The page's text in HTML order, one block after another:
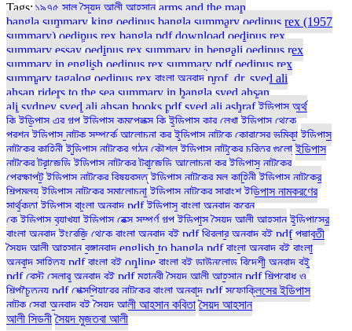
Tags:১৯৭৫ সাল সৈয়দ আলী আহসান arms and the man
bangla summary king oedipus bangla summary oedipus rex (1957
summary) oedipus rex bangla pdf download oedipus rex
summary essay oedipus rex summary in bengali oedipus rex
summary in english oedipus rex summary pdf oedipus rex
summary tagalog oedipus rex বাংলা অনুবাদ prof. dr. syed ali
ahsan riders to the sea summary in bangla syed ahsan
ali sydney syed ali ahsan books pdf syed ali ashraf ইডিপাস অর্থ
কি ইডিপাস এর গল্প ইডিপাস কমপ্লেক্স কি ইডিপাস কার লেখা ইডিপাস থেকে
প্রশ্ন ইডিপাস নাটক সম্পর্কে আলোচনা কর ইডিপাস নাটকে কোরাসের ভূমিকা ইডিপাস
নাটকের কাহিনী ইডিপাস নাটকের গঠন কৌশল ইডিপাস নাটকের চরিত্র গুলো ইডিপাস
নাটকের ট্রাজেডি ইডিপাস নাটকের ট্রাজেডি আলোচনা কর ইডিপাস নাটকের
প্রেক্ষাপট ইডিপাস নাটকের বিষয়বস্তু ইডিপাস নাটকের মূল কাহিনী ইডিপাস নাটকের
শিল্পমূল্য ইডিপাস নাটকের সমালোচনা ইডিপাস নাটকের সারাংশ ইডিপাস নামকরণের
সার্থকতা ইডিপাস বাংলা অনুবাদ pdf ইডিপাস বাংলা অনুবাদ করেন
কে ইডিপাস ব্যাখ্যা ইডিপাস রেক্স সম্পূর্ণ গল্প ইডিপাস সৈয়দ আলী আহসান ইডিপাসের
বাংলা অনুবাদ ইংরেজি থেকে বাংলা অনুবাদ বই pdf থ্রিলার অনুবাদ বই pdf পদ্মাবতী
সৈয়দ আলী আহসান বঙ্গানুবাদ english to bangla pdf বাংলা অনুবাদ বই বাংলা
অনুবাদ সাহিত্য pdf বাংলা বই online বাংলা বই ডাউনলোড বিদেশী অনুবাদ বই
pdf বেস্ট সেলার অনুবাদ বই pdf মহানবী সৈয়দ আলী আহসান pdf শিল্পবোধ ও
শিল্পচৈতন্য pdf শেক্সপিয়ারের নাটকের বাংলা অনুবাদ pdf সফোক্লিসের ইডিপাস
নাটক সেরা অনুবাদ বই সৈয়দ আলী আহসান কবিতা সৈয়দ আহসান
আলী সিডনী সৈয়দ মুজতবা আলী